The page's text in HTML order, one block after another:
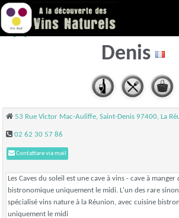
Les Caves du
Denis
53 Rue Victor Mac-Auliffe, Saint-Denis 97400, La
02 62 30 57 86
Contattare via mail
Les Caves du soleil est une cave à vins - cave à
bistronomique uniquement le midi. L'un des rare
spécialisé vins nature à la Réunion, avec cuisine
uniquement le midi